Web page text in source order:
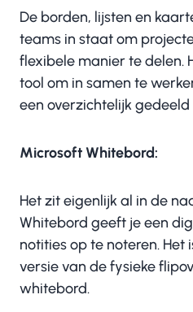
De borden, lijsten en
teams in staat om
flexibele manier te delen.
tool om in samen te
een overzichtelijk
Microsoft Whitebord:
Het zit eigenlijk al in de
Whitebord geeft je een
notities op te noteren. Het
versie van de fysieke
whitebord.